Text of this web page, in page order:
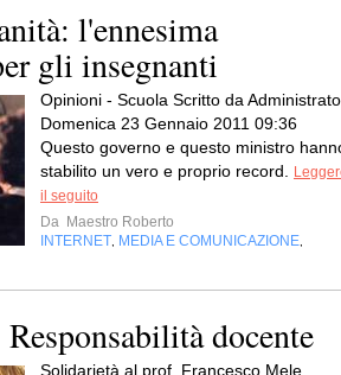
l'ennesima
gli insegnanti
Opinioni - Scuola Scritto da
Domenica 23 Gennaio 2011 09:36
Questo governo e questo ministro
stabilito un vero e proprio record.
il seguito
Da Maestro Roberto
INTERNET MEDIA E COMUNICAZIONE
docente
Solidarietà al prof. Francesco Mele,